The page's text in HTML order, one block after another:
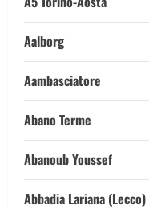
Aalborg
Aambasciatore
Abano Terme
Abanoub Youssef
Abbadia Lariana (Lecco)